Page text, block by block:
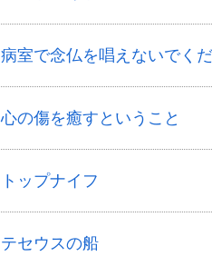
病室で念仏を唱えないでく
心の傷を癒すということ
トップナイフ
テセウスの船